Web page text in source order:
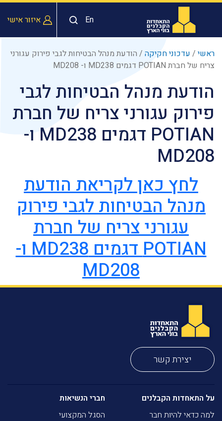
En איזור אישי
ראשי / עדכוני חקיקה / הודעת מנהל הבטיחות לגבי פירוק עגורני
צריח של חברת POTIAN דגמים MD238 ו- MD208
הודעת מנהל הבטיחות לגבי
פירוק עגורני צריח של חברת
POTIAN דגמים MD238 ו-
MD208
לחץ כאן לקריאת הודעת
מנהל הבטיחות לגבי פירוק
עגורני צריח של חברת
POTIAN דגמים MD238 ו-
MD208
יצירת קשר
על התאחדות הקבלנים
למה כדאי להיות חבר
חברי הנשיאות
הסגל המקצועי